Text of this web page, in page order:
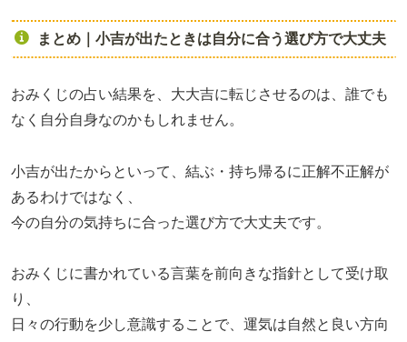
まとめ｜小吉が出たときは自分に合う選び方で大丈夫
おみくじの占い結果を、大大吉に転じさせるのは、誰でも
なく自分自身なのかもしれません。
小吉が出たからといって、結ぶ・持ち帰るに正解不正解が
あるわけではなく、
今の自分の気持ちに合った選び方で大丈夫です。
おみくじに書かれている言葉を前向きな指針として受け取
り、
日々の行動を少し意識することで、運気は自然と良い方向